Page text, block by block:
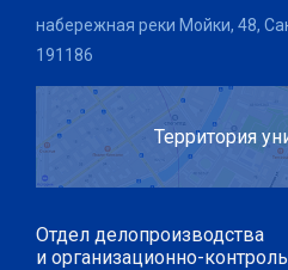
набережная реки Мойки, 48,
191186
Территория
Отдел делопроизводства
и организационно-